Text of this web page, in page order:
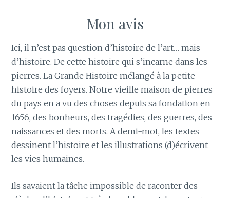
Mon avis
Ici, il n’est pas question d’histoire de l’art… mais
d’histoire. De cette histoire qui s’incarne dans les
pierres. La Grande Histoire mélangé à la petite
histoire des foyers. Notre vieille maison de pierres
du pays en a vu des choses depuis sa fondation en
1656, des bonheurs, des tragédies, des guerres, des
naissances et des morts. A demi-mot, les textes
dessinent l’histoire et les illustrations (d)écrivent
les vies humaines.
Ils savaient la tâche impossible de raconter des